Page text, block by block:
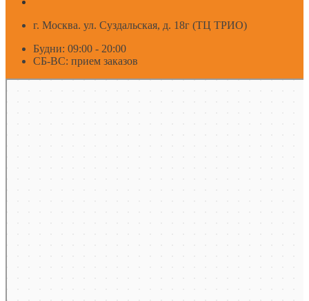
г. Москва. ул. Суздальская, д. 18г (ТЦ ТРИО)
Будни: 09:00 - 20:00
СБ-ВС: прием заказов